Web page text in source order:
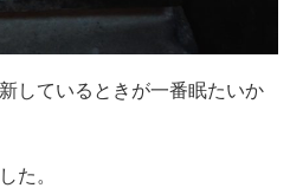
しているときが一番眠たいか
た。